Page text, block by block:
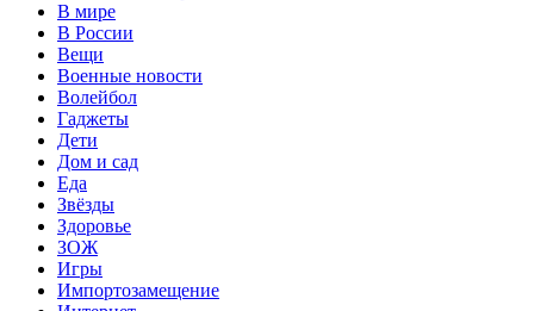
В мире
В России
Вещи
Военные новости
Волейбол
Гаджеты
Дети
Дом и сад
Еда
Звёзды
Здоровье
ЗОЖ
Игры
Импортозамещение